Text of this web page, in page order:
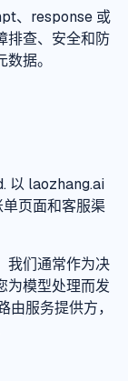
、response 或
排查、安全和防
据。
以 laozhang.ai
页面和客服渠
我们通常作为决
为模型处理而发
服务提供方，